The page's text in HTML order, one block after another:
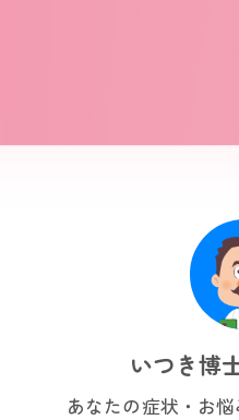
いつき博
あなたの症状・お